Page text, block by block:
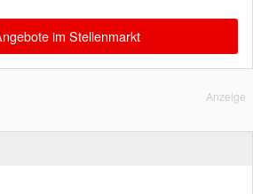
im Stellenmarkt
Anzeige